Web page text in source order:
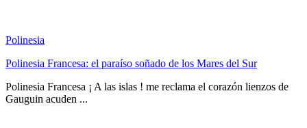
Polinesia
Polinesia Francesa: el paraíso soñado de los Mares del Sur
Polinesia Francesa ¡ A las islas ! me reclama el corazón lienzos de
Gauguin acuden ...